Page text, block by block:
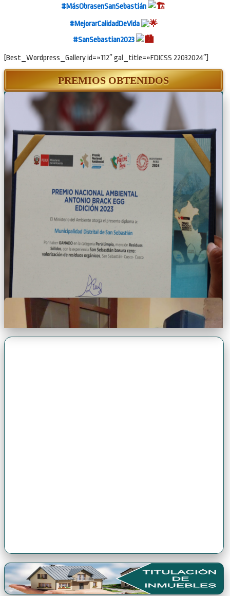
#MásObrasenSanSebastián
#MejorarCalidadDeVida
#SanSebastian2023
[Best_Wordpress_Gallery id=»112″ gal_title=»FDICSS 22032024″]
PREMIOS OBTENIDOS